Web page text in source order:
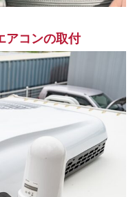
コンの取付